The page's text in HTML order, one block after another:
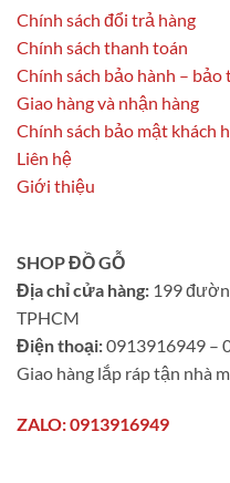
Chính sách đổi trả hàng
Chính sách thanh toán
Chính sách bảo hành – bảo
Giao hàng và nhận hàng
Chính sách bảo mật khách
Liên hệ
Giới thiệu
SHOP ĐỒ GỖ
Địa chỉ cửa hàng: 199
TPHCM
Điện thoại:0913916949 –
Giao hàng lắp ráp tận nhà
ZALO: 0913916949